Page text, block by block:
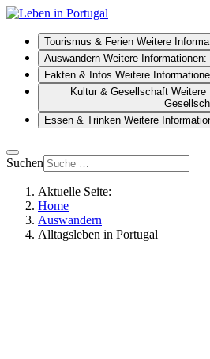
Tourismus & Ferien Weitere
Auswandern Weitere Informationen:
Fakten & Infos Weitere
Kultur & Gesellschaft Weitere
Essen & Trinken Weitere
Suchen
Aktuelle Seite:
Home
Auswandern
Alltagsleben in Portugal